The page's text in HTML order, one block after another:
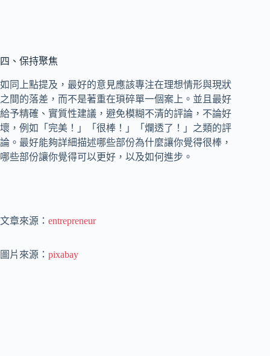
四、保持聚焦
如同上點提及，最好的意見應該專注在理想情形與現狀
之間的落差，而不是著重在瑣碎單一個案上。並且最好
給予精確、實質性建議，避免模糊不清的評論，不論好
壞，例如「完美！」「很棒！」「爛透了！」之類的評
論。最好能夠詳細描述哪些部份為什麼讓你覺得很棒，
哪些部份讓你覺得可以更好，以及如何進步。
文章來源： entrepreneur
圖片來源： pixabay